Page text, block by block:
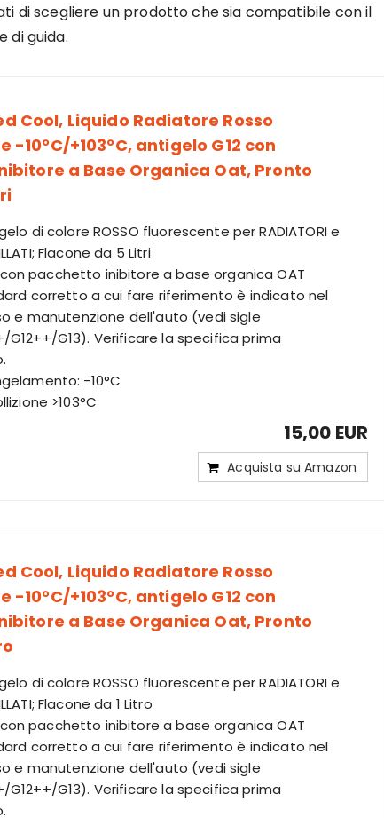
di scegliere un prodotto che sia compatibile con il
di guida.
Cool, Liquido Radiatore Rosso
-10°C/+103°C, antigelo G12 con
a Base Organica Oat, Pronto
di colore ROSSO fluorescente per RADIATORI e
Flacone da 5 Litri
con pacchetto inibitore a base organica OAT
corretto a cui fare riferimento è indicato nel
e manutenzione dell'auto (vedi sigle
G12++/G13). Verificare la specifica prima
-10°C
>103°C
15,00 EUR
Acquista su Amazon
Cool, Liquido Radiatore Rosso
-10°C/+103°C, antigelo G12 con
a Base Organica Oat, Pronto
di colore ROSSO fluorescente per RADIATORI e
Flacone da 1 Litro
con pacchetto inibitore a base organica OAT
corretto a cui fare riferimento è indicato nel
e manutenzione dell'auto (vedi sigle
G12++/G13). Verificare la specifica prima